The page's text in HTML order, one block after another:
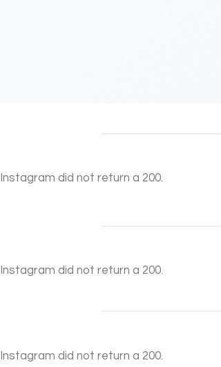
Instagram did not return a 200.
Instagram did not return a 200.
Instagram did not return a 200.